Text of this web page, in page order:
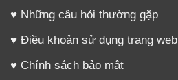
♥ Những câu hỏi thường gặp
♥ Điều khoản sử dụng trang web
♥ Chính sách bảo mật